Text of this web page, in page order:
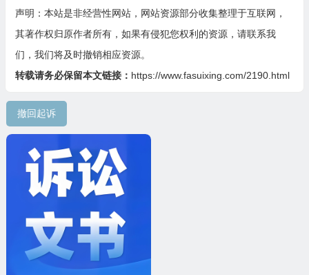
声明：本站是非经营性网站，网站资源部分收集整理于互联网，
其著作权归原作者所有，如果有侵犯您权利的资源，请联系我
们，我们将及时撤销相应资源。
转载请务必保留本文链接： https://www.fasuixing.com/2190.html
撤回起诉